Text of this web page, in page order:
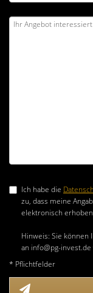
Ich habe die
zu, dass meine
elektronisch
Hinweis: Sie können
an info@pg-
* Pflichtfelder